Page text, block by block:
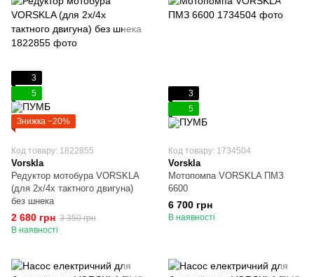
3
5
Знижка −20%
Код товару: 1822855
Vorskla
Редуктор мотобура VORSKLA
(для 2х/4х тактного двигуна)
без шнека
2 680 грн 3 350 грн
В наявності
3
5
Код товару: 1734504
Vorskla
Мотопомпа VORSKLA ПМЗ
6600
6 700 грн
В наявності